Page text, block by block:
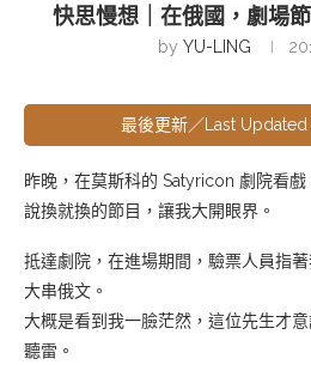
快思慢想｜在俄國，劇場
by YU-LING
最後更新／Last
昨晚，在莫斯科的 Satyricon 劇院看戲
說換就換的節目，讓我大開眼界 。
抵達劇院，在進場期間，驗票人員指
大串俄文。
大概是看到我一臉茫然，這位先生才
聽雷。